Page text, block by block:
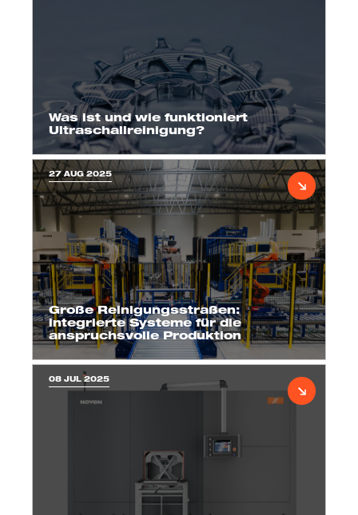
Was ist und wie funktioniert
Ultraschallreinigung?
27 AUG 2025
Große Reinigungsstraßen:
integrierte Systeme für die
anspruchsvolle Produktion
08 JUL 2025